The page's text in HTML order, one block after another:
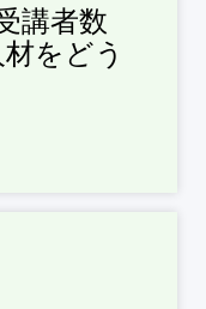
講者数
をどう